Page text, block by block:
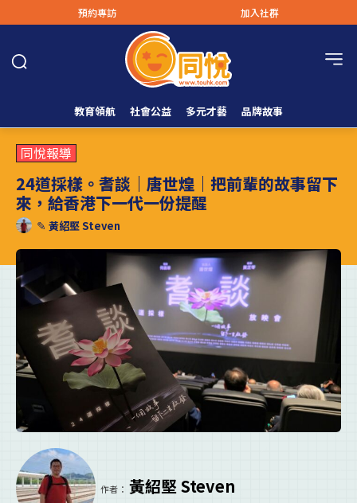
預約專訪 加入社群
教育領航 社會公益 多元才藝 品牌故事
同悅報導
24道採樣。耆談｜唐世煌｜把前輩的故事留下
來，給香港下一代一份提醒
✎ 黃紹堅 Steven
作者： 黃紹堅 Steven